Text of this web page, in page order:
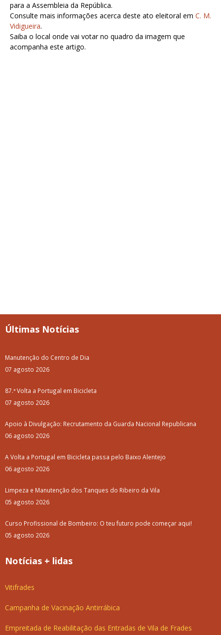
para a Assembleia da República.
Consulte mais informações acerca deste ato eleitoral em C. M.
Vidigueira.
Saiba o local onde vai votar no quadro da imagem que
acompanha este artigo.
Últimas Notícias
Manutenção do Centro de Dia
07 agosto 2026
87.ª Volta a Portugal em Bicicleta
07 agosto 2026
Apoio à Divulgação: Recrutamento da Guarda Nacional Republicana
06 agosto 2026
A Volta a Portugal em Bicicleta passa pelo Baixo Alentejo
06 agosto 2026
Limpeza e Manutenção dos Tanques do Ribeiro da Vila
05 agosto 2026
Curso Profissional de Bombeiro: O teu futuro pode começar aqui!
05 agosto 2026
Notícias + lidas
Vitifrades
Campanha de Vacinação Antirrábica
Empreitada de Reabilitação das Entradas de Vila de Frades